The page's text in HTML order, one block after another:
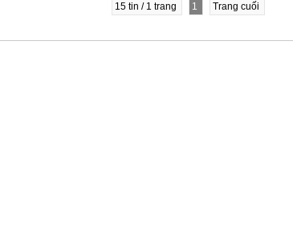
15 tin / 1 trang 1 Trang cuối